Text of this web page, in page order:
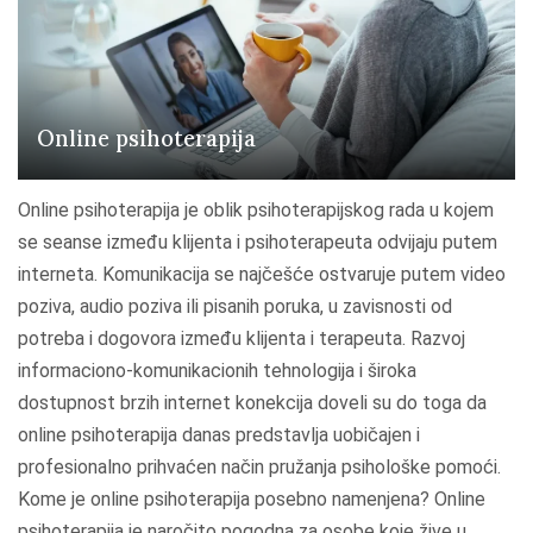
Online psihoterapija
Online psihoterapija je oblik psihoterapijskog rada u kojem
se seanse između klijenta i psihoterapeuta odvijaju putem
interneta. Komunikacija se najčešće ostvaruje putem video
poziva, audio poziva ili pisanih poruka, u zavisnosti od
potreba i dogovora između klijenta i terapeuta. Razvoj
informaciono-komunikacionih tehnologija i široka
dostupnost brzih internet konekcija doveli su do toga da
online psihoterapija danas predstavlja uobičajen i
profesionalno prihvaćen način pružanja psihološke pomoći.
Kome je online psihoterapija posebno namenjena? Online